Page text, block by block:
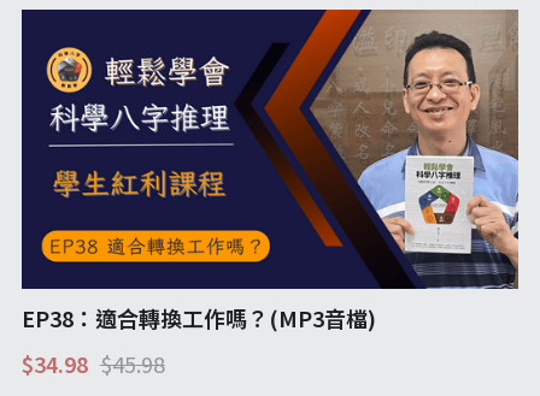
EP38：適合轉換工作嗎？(MP3音檔)
$34.98 $45.98